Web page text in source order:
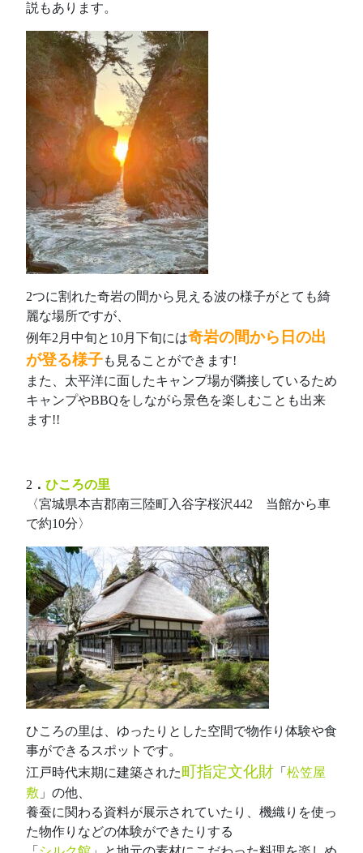
説もあります。
2つに割れた奇岩の間から見える波の様子がとても綺
麗な場所ですが、
例年2月中旬と10月下旬には奇岩の間から日の出
が登る様子も見ることができます!
また、太平洋に面したキャンプ場が隣接しているため
キャンプやBBQをしながら景色を楽しむことも出来
ます!!
2 ． ひころの里
〈宮城県本吉郡南三陸町入谷字桜沢442 当館から車
で約10分〉
ひころの里は、ゆったりとした空間で物作り体験や食
事ができるスポットです。
江戸時代末期に建築された町指定文化財 「 松笠屋
敷 」の他、
養蚕に関わる資料が展示されていたり、機織りを使っ
た物作りなどの体験ができたりする